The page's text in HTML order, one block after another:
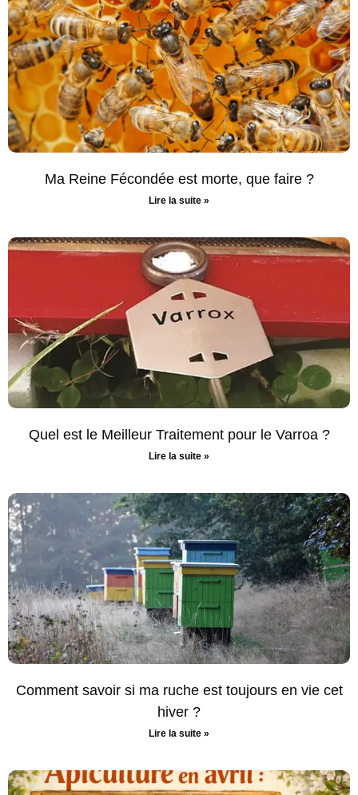
Ma Reine Fécondée est morte, que faire ?
Lire la suite »
Quel est le Meilleur Traitement pour le Varroa ?
Lire la suite »
Comment savoir si ma ruche est toujours en vie cet
hiver ?
Lire la suite »